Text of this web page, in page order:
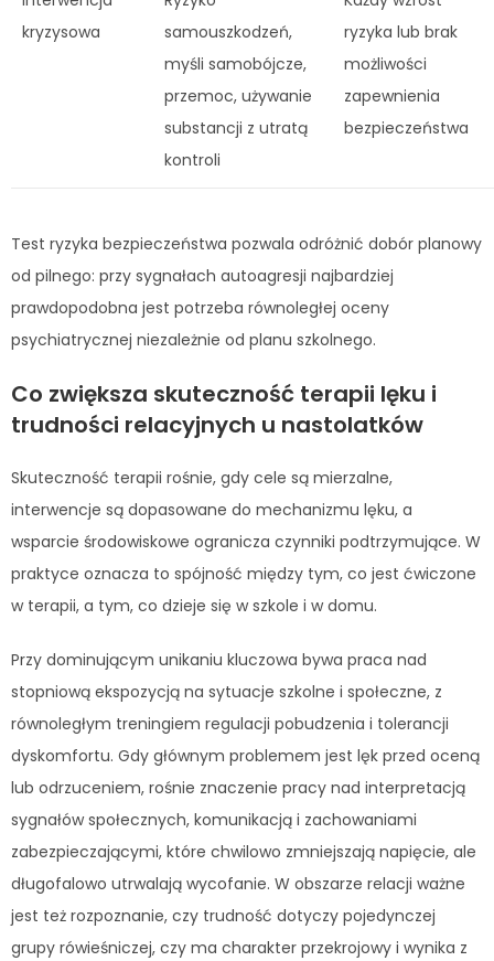
kryzysowa
samouszkodzeń,
myśli samobójcze,
przemoc, używanie
substancji z utratą
kontroli
ryzyka lub brak
możliwości
zapewnienia
bezpieczeństwa
Test ryzyka bezpieczeństwa pozwala odróżnić dobór planowy
od pilnego: przy sygnałach autoagresji najbardziej
prawdopodobna jest potrzeba równoległej oceny
psychiatrycznej niezależnie od planu szkolnego.
Co zwiększa skuteczność terapii lęku i
trudności relacyjnych u nastolatków
Skuteczność terapii rośnie, gdy cele są mierzalne,
interwencje są dopasowane do mechanizmu lęku, a
wsparcie środowiskowe ogranicza czynniki podtrzymujące. W
praktyce oznacza to spójność między tym, co jest ćwiczone
w terapii, a tym, co dzieje się w szkole i w domu.
Przy dominującym unikaniu kluczowa bywa praca nad
stopniową ekspozycją na sytuacje szkolne i społeczne, z
równoległym treningiem regulacji pobudzenia i tolerancji
dyskomfortu. Gdy głównym problemem jest lęk przed oceną
lub odrzuceniem, rośnie znaczenie pracy nad interpretacją
sygnałów społecznych, komunikacją i zachowaniami
zabezpieczającymi, które chwilowo zmniejszają napięcie, ale
długofalowo utrwalają wycofanie. W obszarze relacji ważne
jest też rozpoznanie, czy trudność dotyczy pojedynczej
grupy rówieśniczej, czy ma charakter przekrojowy i wynika z